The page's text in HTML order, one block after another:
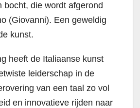
bocht, die wordt afgerond
(Giovanni). Een geweldig
kunst.
heeft de Italiaanse kunst
leiderschap in de
van een taal zo vol
en innovatieve rijden naar